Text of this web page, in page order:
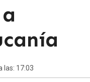
las: 17:03